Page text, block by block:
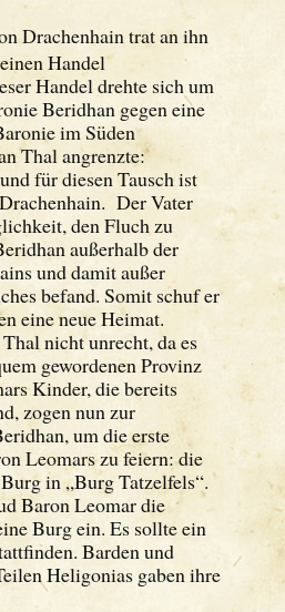
Drachenhain trat an ihn
Handel
Handel drehte sich um
Beridhan gegen eine
im Süden
Thal angrenzte:
für diesen Tausch ist
Der Vater
den Fluch zu
außerhalb der
und damit außer
befand. Somit schuf er
eine neue Heimat.
nicht unrecht, da es
gewordenen Provinz
Kinder, die bereits
zogen nun zur
um die erste
Leomars zu feiern: die
in „Burg Tatzelfels“.
Baron Leomar die
Burg ein. Es sollte ein
Barden und
Heligonias gaben ihre